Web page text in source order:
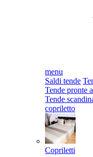
menu
Saldi tende
Tende pronte
Tende
copriletto
Copriletti